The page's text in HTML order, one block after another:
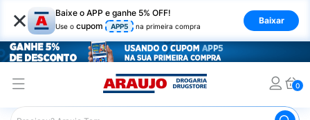
× Baixe o APP e ganhe 5% OFF!
Use o cupom APP5 na primeira compra
Baixar
0